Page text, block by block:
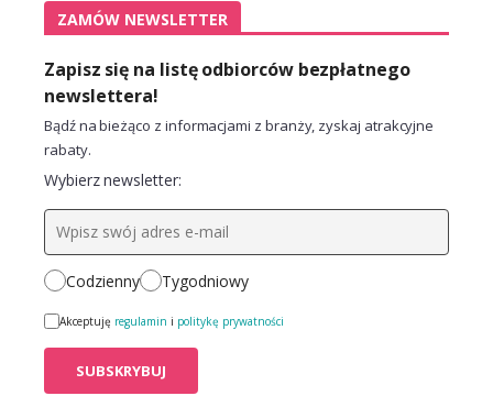
ZAMÓW NEWSLETTER
Zapisz się na listę odbiorców bezpłatnego
newslettera!
Bądź na bieżąco z informacjami z branży, zyskaj atrakcyjne
rabaty.
Wybierz newsletter:
Codzienny Tygodniowy
Akceptuję regulamin i politykę prywatności